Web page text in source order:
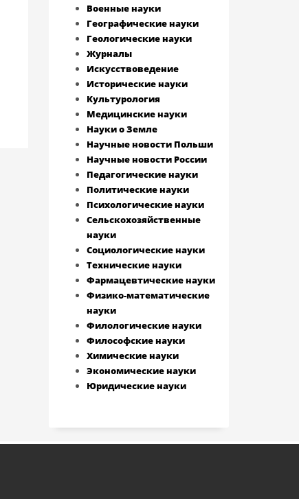
Военные науки
Географические науки
Геологические науки
Журналы
Искусствоведение
Исторические науки
Культурология
Медицинские науки
Науки о Земле
Научные новости Польши
Научные новости России
Педагогические науки
Политические науки
Психологические науки
Сельскохозяйственные
науки
Социологические науки
Технические науки
Фармацевтические науки
Физико-математические
науки
Филологические науки
Философские науки
Химические науки
Экономические науки
Юридические науки